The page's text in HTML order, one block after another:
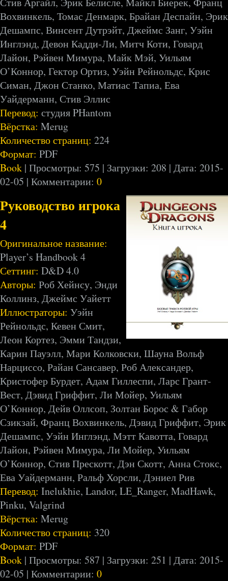
Вохвинкель, Томас Денмарк, Брайан Деспайн, Эрик
Дешампс, Винсент Дутрэйт, Джеймс Занг, Уэйн
Инглэнд, Девон Кадди-Ли, Митч Коти, Говард
Лайон, Рэйвен Мимура, Майк Мэй, Уильям
О’Коннор, Гектор Ортиз, Уэйн Рейнольдс, Крис
Симан, Джон Станко, Матиас Тапиа, Ева
Уайдерманн, Стив Эллис
Перевод: студия PHantom
Вёрстка: Merug
Количество страниц: 224
Формат: PDF
Book | Просмотры: 575 | Загрузки: 208 | Дата: 2015-
02-05 | Комментарии: 0
Руководство игрока
4
Оригинальное название:
Plаyer’s Hаndbook 4
Сеттинг: D&D 4.0
Авторы: Роб Хейнсу, Энди
Коллинз, Джеймс Уайетт
Иллюстраторы: Уэйн
Рейнольдс, Кевен Смит,
Леон Кортез, Эмми Тандзи,
Карин Пауэлл, Мари Колковски, Шауна Вольф
Нарциссо, Райан Сансавер, Роб Александер,
Кристофер Бурдет, Адам Гиллеспи, Ларс Грант-
Вест, Дэвид Гриффит, Ли Мойер, Уильям
О’Коннор, Дейв Оллсоп, Золтан Борос & Габор
Сзикзай, Франц Вохвинкель, Дэвид Гриффит, Эрик
Дешампс, Уэйн Инглэнд, Мэтт Кавотта, Говард
Лайон, Рэйвен Мимура, Ли Мойер, Уильям
О’Коннор, Стив Прескотт, Дэн Скотт, Анна Стокс,
Ева Уайдерманн, Ральф Хорсли, Дэниел Рив
Перевод: Inelukhie, Landor, LE_Ranger, MadHawk,
Pinku, Valgrind
Вёрстка: Merug
Количество страниц: 320
Формат: PDF
Book | Просмотры: 587 | Загрузки: 251 | Дата: 2015-
02-05 | Комментарии: 0